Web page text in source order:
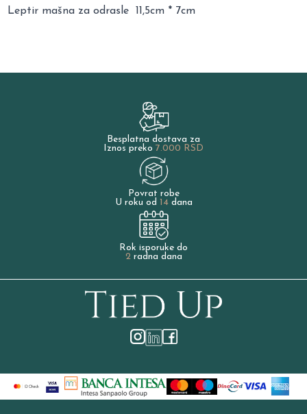
Leptir mašna za odrasle 11,5cm * 7cm
Besplatna dostava za
Iznos preko 7.000 RSD
Povrat robe
U roku od 14dana
Rok isporuke do
2radna dana